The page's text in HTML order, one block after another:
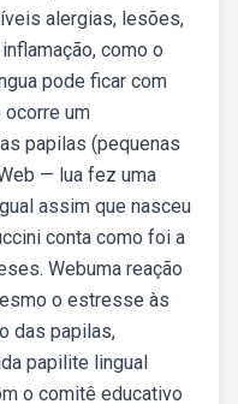
alergias, lesões,
como o
pode ficar com
ocorre um
papilas (pequenas
— lua fez uma
assim que nasceu
conta como foi a
Webuma reação
o estresse às
das papilas,
papilite lingual
o comitê educativo